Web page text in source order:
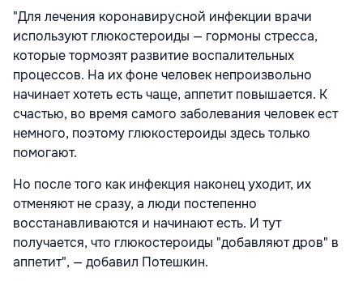
"Для лечения коронавирусной инфекции врачи
используют глюкостероиды — гормоны стресса,
которые тормозят развитие воспалительных
процессов. На их фоне человек непроизвольно
начинает хотеть есть чаще, аппетит повышается. К
счастью, во время самого заболевания человек ест
немного, поэтому глюкостероиды здесь только
помогают.
Но после того как инфекция наконец уходит, их
отменяют не сразу, а люди постепенно
восстанавливаются и начинают есть. И тут
получается, что глюкостероиды "добавляют дров" в
аппетит", — добавил Потешкин.